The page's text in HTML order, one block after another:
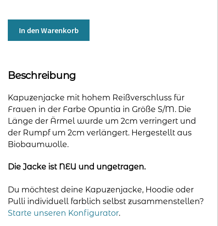
mit
für
-
Opuntia
(S/M)
Ärmel
-2cm
+2cm
In den Warenkorb
Beschreibung
Kapuzenjacke mit hohem Reißverschluss für
Frauen in der Farbe Opuntia in Größe S/M. Die
Länge der Ärmel wurde um 2cm verringert und
der Rumpf um 2cm verlängert. Hergestellt aus
Biobaumwolle.
Die Jacke ist NEU und ungetragen.
Du möchtest deine Kapuzenjacke, Hoodie oder
Pulli individuell farblich selbst zusammenstellen?
Starte unseren Konfigurator.